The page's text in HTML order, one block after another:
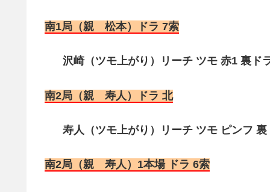
南1局（親 松本）ドラ 7索
沢崎（ツモ上がり）リーチ ツモ 赤1 裏ド
南2局（親 寿人）ドラ 北
寿人（ツモ上がり）リーチ ツモ ピンフ
南2局（親 寿人）1本場 ドラ 6索